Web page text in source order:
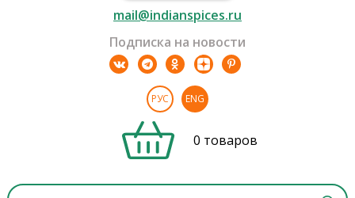
mail@indianspices.ru
Подписка на новости
РУС ENG
0 товаров